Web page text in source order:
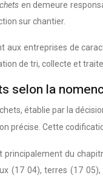
en demeure
sur chantier.
aux entreprises de
de tri, collecte et
selon la
établie par la
précise. Cette
principalement du
(17 04), terres (17